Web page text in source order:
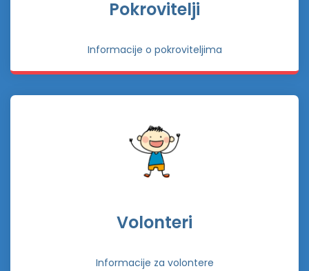
Pokrovitelji
Informacije o pokroviteljima
Volonteri
Informacije za volontere